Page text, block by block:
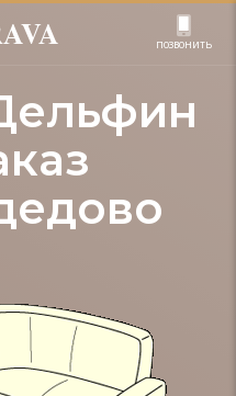
позвонить